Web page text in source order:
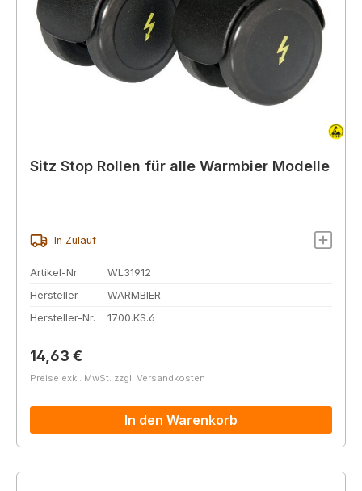
Sitz Stop Rollen für alle Warmbier Modelle
In Zulauf
Artikel-Nr.
WL31912
Hersteller
WARMBIER
Hersteller-Nr.
1700.KS.6
Regulärer Preis:
14,63 €
Preise exkl. MwSt. zzgl. Versandkosten
In den Warenkorb